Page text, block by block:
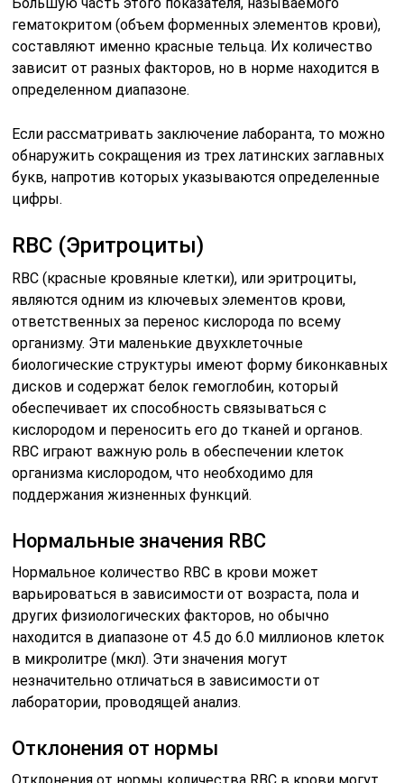
Нормальное количество RBC в крови может
варьироваться в зависимости от возраста, пола и
других физиологических факторов, но обычно
находится в диапазоне от 4.5 до 6.0 миллионов клеток
незначительно отличаться в зависимости от
лаборатории, проводящей анализ.
Отклонения от нормы
Отклонения от нормы количества RBC в крови могут
свидетельствовать о различных состояниях и
заболеваниях.
Полицитемия (повышенное количество
эритроцитов). Это состояние характеризуется
избыточным количеством RBC в крови.
Полицитемия может быть первичной
(полицитемия веры) или вторичной (вследствие
других условий, таких как хроническая гипоксия,
болезни костного мозга и др.). Увеличенное
количество RBC может ухудшить кровоток,
повысить риск тромбоза и повлиять на работу
Анемия (сниженное количество эритроцитов).
Анемия обусловлена недостаточным количеством
RBC или сниженным уровнем гемоглобина. Это
может быть вызвано различными причинами,
включая недостаток железа, витаминов,
хронические заболевания и др. Анемия приводит к
снижению способности крови переносить
кислород, что может вызвать симптомы, такие